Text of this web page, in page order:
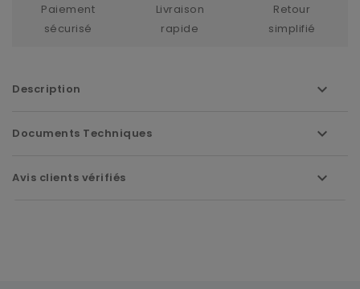
Paiement
sécurisé
Livraison
rapide
Retour
simplifié
Description
Documents Techniques
Avis clients vérifiés